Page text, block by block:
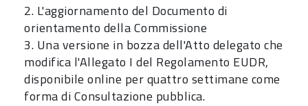
2. L'aggiornamento del Documento di
orientamento della Commissione
3. Una versione in bozza dell'Atto delegato che
modifica l'Allegato I del Regolamento EUDR,
disponibile online per quattro settimane come
forma di Consultazione pubblica.